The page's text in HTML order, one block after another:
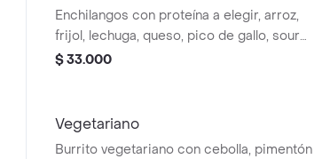
Enchilangos con proteína a elegir, arroz,
frijol, lechuga, queso, pico de gallo, sour
cream y guacamole.
$ 33.000
Vegetariano
Burrito vegetariano con cebolla, pimentón